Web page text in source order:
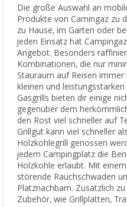
Die große Auswahl an
Produkte von Camingaz zu
zu Hause, im Garten oder
jeden Einsatz hat
Angebot. Besonders
Kombinationen, die nur
Stauraum auf Reisen
kleinen und
Gasgrills bieten dir einige
gegenüber dem
den Rost viel schneller auf
Grillgut kann viel schneller
Holzkohlegrill genossen
jedem Campingplatz die
Holzkohle erlaubt. Mit
störende Rauchschwaden
Platznachbarn. Zusätzlich
Zubehör, wie Grillplatten,